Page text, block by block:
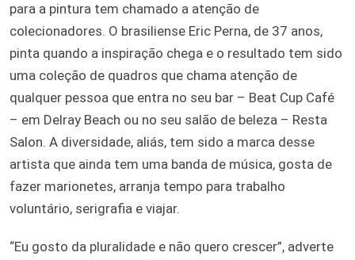
para a pintura tem chamado a atenção de
colecionadores. O brasiliense Eric Perna, de 37 anos,
pinta quando a inspiração chega e o resultado tem sido
uma coleção de quadros que chama atenção de
qualquer pessoa que entra no seu bar – Beat Cup Café
– em Delray Beach ou no seu salão de beleza – Resta
Salon. A diversidade, aliás, tem sido a marca desse
artista que ainda tem uma banda de música, gosta de
fazer marionetes, arranja tempo para trabalho
voluntário, serigrafia e viajar.
“Eu gosto da pluralidade e não quero crescer”, adverte